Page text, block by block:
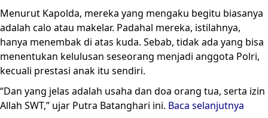
Menurut Kapolda, mereka yang mengaku begitu biasanya
adalah calo atau makelar. Padahal mereka, istilahnya,
hanya menembak di atas kuda. Sebab, tidak ada yang bisa
menentukan kelulusan seseorang menjadi anggota Polri,
kecuali prestasi anak itu sendiri.
“Dan yang jelas adalah usaha dan doa orang tua, serta izin
Allah SWT,” ujar Putra Batanghari ini. Baca selanjutnya